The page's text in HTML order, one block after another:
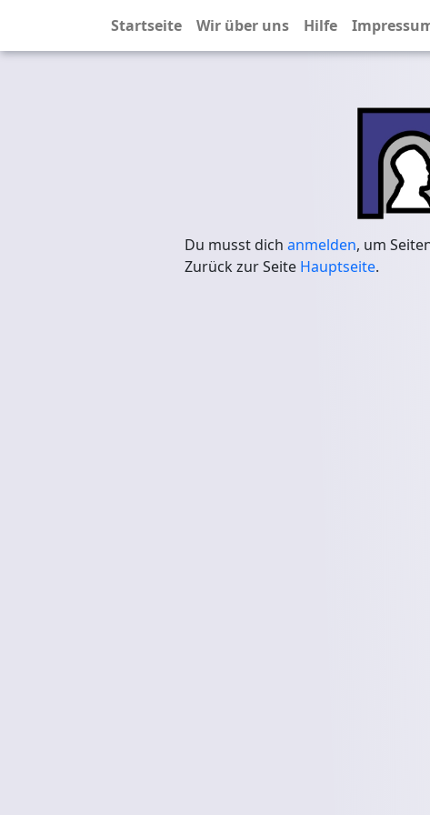
Startseite Wir über uns Hilfe
Du musst dich anmelden, um
Zurück zur Seite Hauptseite.